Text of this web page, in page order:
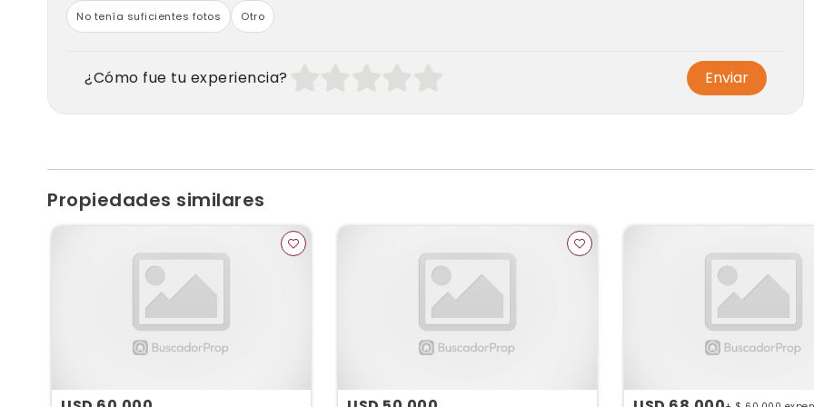
No tenía suficientes fotos Otro
¿Cómo fue tu experiencia? Enviar
Propiedades similares